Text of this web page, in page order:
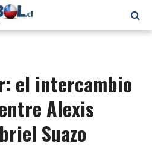
el intercambio
Alexis
Suazo